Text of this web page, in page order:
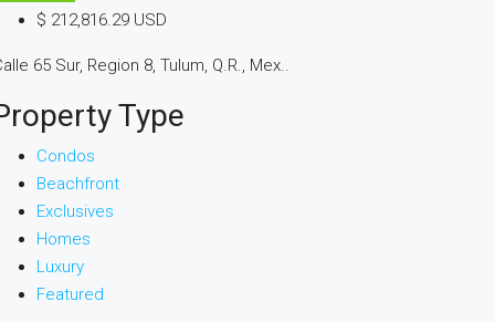
$ 212,816.29 USD
65 Sur, Region 8, Tulum, Q.R., Mex..
Type
Condos
Beachfront
Exclusives
Homes
Luxury
Featured